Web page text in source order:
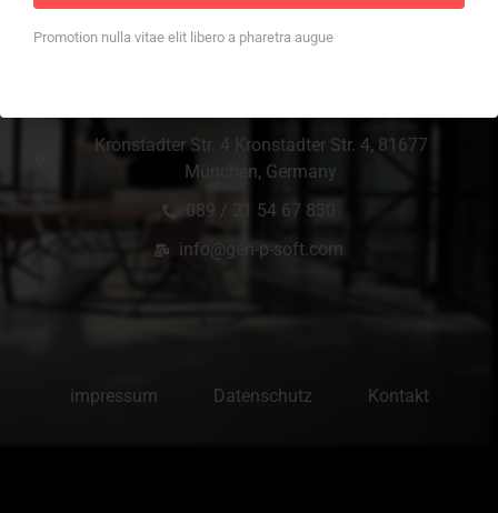
Kronstadter Str. 4 Kronstadter Str. 4, 81677
München, Germany
089 / 21 54 67 830
info@gen-p-soft.com
impressum Datenschutz Kontakt
Promotion nulla vitae elit libero a pharetra augue